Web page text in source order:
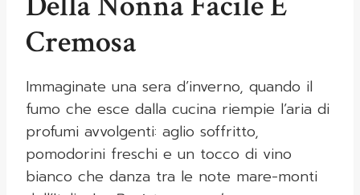
Cremosa
Immaginate una sera d’inverno, quando il
fumo che esce dalla cucina riempie l’aria di
profumi avvolgenti: aglio soffritto,
pomodorini freschi e un tocco di vino
bianco che danza tra le note mare-monti